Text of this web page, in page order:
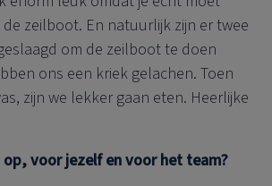
zeilboot. En natuurlijk zijn er twee
om de zeilboot te doen
ons een kriek gelachen. Toen
zijn we lekker gaan eten. Heerlijke
voor jezelf en voor het team?